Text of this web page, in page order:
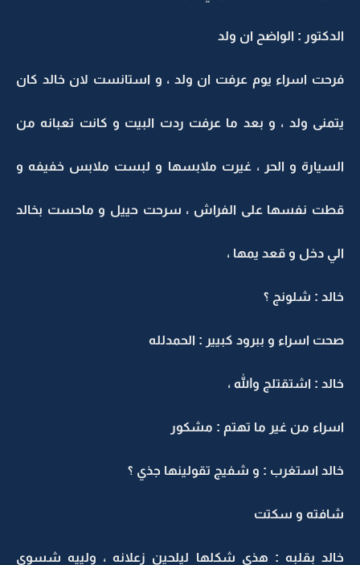
الدكتور : الواضح ان ولد
فرحت اسراء يوم عرفت ان ولد ، و استانست لان خالد كان
يتمنى ولد ، و بعد ما عرفت ردت البيت و كانت تعبانه من
السيارة و الحر ، غيرت ملابسها و لبست ملابس خفيفه و
قطت نفسها على الفراش ، سرحت حييل و ماحست بخالد
الي دخل و قعد يمها ،
خالد : شلونج ؟
صحت اسراء و ببرود كبيير : الحمدلله
خالد : اشتقتلج والله ،
اسراء من غير ما تهتم : مشكور
خالد استغرب : و شفيج تقولينها جذي ؟
شافته و سكتت
خالد بقلبه : هذي شكلها ليلحين زعلانه ، ولييه شسوي